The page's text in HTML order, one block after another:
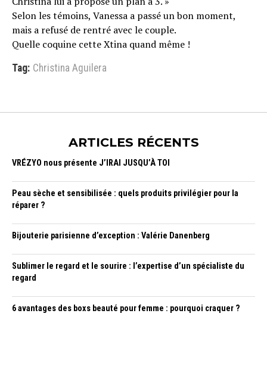
Selon les témoins, Vanessa a passé un bon moment,
mais a refusé de rentré avec le couple.
Quelle coquine cette Xtina quand même !
Tag: Christina Aguilera
ARTICLES RÉCENTS
VRÉZYO nous présente J’IRAI JUSQU’À TOI
Peau sèche et sensibilisée : quels produits privilégier pour la
réparer ?
Bijouterie parisienne d’exception : Valérie Danenberg
Sublimer le regard et le sourire : l’expertise d’un spécialiste du
regard
6 avantages des boxs beauté pour femme : pourquoi craquer ?